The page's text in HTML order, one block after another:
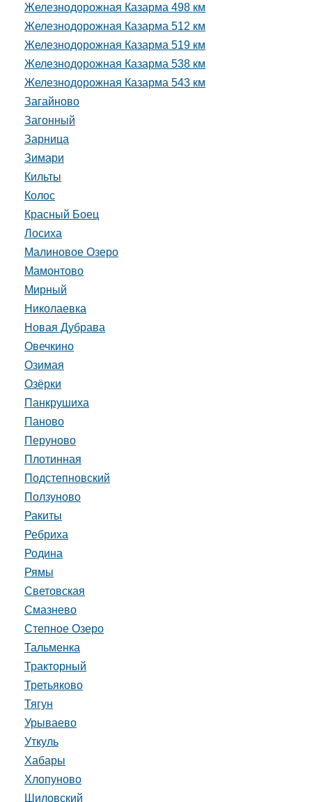
Железнодорожная Казарма 498 км
Железнодорожная Казарма 512 км
Железнодорожная Казарма 519 км
Железнодорожная Казарма 538 км
Железнодорожная Казарма 543 км
Загайново
Загонный
Зарница
Зимари
Кильты
Колос
Красный Боец
Лосиха
Малиновое Озеро
Мамонтово
Мирный
Николаевка
Новая Дубрава
Овечкино
Озимая
Озёрки
Панкрушиха
Паново
Перуново
Плотинная
Подстепновский
Ползуново
Ракиты
Ребриха
Родина
Рямы
Световская
Смазнево
Степное Озеро
Тальменка
Тракторный
Третьяково
Тягун
Урываево
Уткуль
Хабары
Хлопуново
Шиловский